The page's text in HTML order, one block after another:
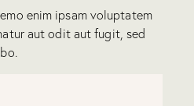
enim ipsam voluptatem
aut odit aut fugit, sed